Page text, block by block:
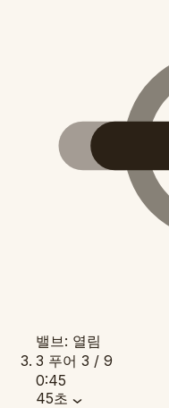
밸브: 열림
3 푸어 3 / 9
0:45
45초